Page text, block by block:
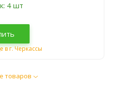
4 шт
в г. Черкассы
товаров